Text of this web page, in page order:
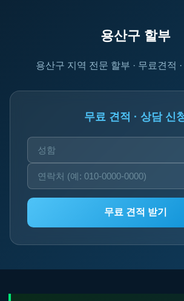
용산구 할부
용산구 지역 전문 할부 · 무료견적
무료 견적 · 상담 신
무료 견적 받기